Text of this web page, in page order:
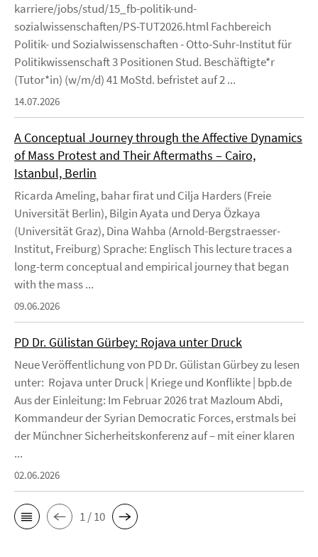
karriere/jobs/stud/15_fb-politik-und-
sozialwissenschaften/PS-TUT2026.html Fachbereich
Politik- und Sozialwissenschaften - Otto-Suhr-Institut für
Politikwissenschaft 3 Positionen Stud. Beschäftigte*r
(Tutor*in) (w/m/d) 41 MoStd. befristet auf 2 ...
14.07.2026
A Conceptual Journey through the Affective Dynamics
of Mass Protest and Their Aftermaths – Cairo,
Istanbul, Berlin
Ricarda Ameling, bahar firat und Cilja Harders (Freie
Universität Berlin), Bilgin Ayata und Derya Özkaya
(Universität Graz), Dina Wahba (Arnold-Bergstraesser-
Institut, Freiburg) Sprache: Englisch This lecture traces a
long-term conceptual and empirical journey that began
with the mass ...
09.06.2026
PD Dr. Gülistan Gürbey: Rojava unter Druck
Neue Veröffentlichung von PD Dr. Gülistan Gürbey zu lesen
unter: Rojava unter Druck | Kriege und Konflikte | bpb.de
Aus der Einleitung: Im Februar 2026 trat Mazloum Abdi,
Kommandeur der Syrian Democratic Forces, erstmals bei
der Münchner Sicherheitskonferenz auf – mit einer klaren
...
02.06.2026
1 / 10